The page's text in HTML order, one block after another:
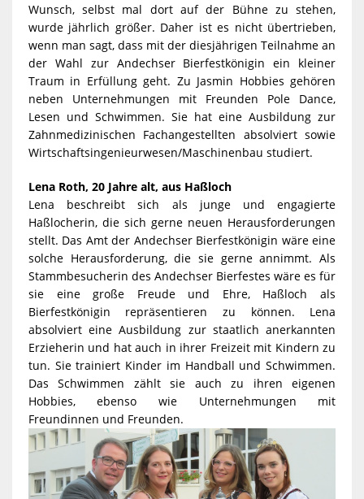
Wunsch, selbst mal dort auf der Bühne zu stehen,
wurde jährlich größer. Daher ist es nicht übertrieben,
wenn man sagt, dass mit der diesjährigen Teilnahme an
der Wahl zur Andechser Bierfestkönigin ein kleiner
Traum in Erfüllung geht. Zu Jasmin Hobbies gehören
neben Unternehmungen mit Freunden Pole Dance,
Lesen und Schwimmen. Sie hat eine Ausbildung zur
Zahnmedizinischen Fachangestellten absolviert sowie
Wirtschaftsingenieurwesen/Maschinenbau studiert.
Lena Roth, 20 Jahre alt, aus Haßloch
Lena beschreibt sich als junge und engagierte
Haßlocherin, die sich gerne neuen Herausforderungen
stellt. Das Amt der Andechser Bierfestkönigin wäre eine
solche Herausforderung, die sie gerne annimmt. Als
Stammbesucherin des Andechser Bierfestes wäre es für
sie eine große Freude und Ehre, Haßloch als
Bierfestkönigin repräsentieren zu können. Lena
absolviert eine Ausbildung zur staatlich anerkannten
Erzieherin und hat auch in ihrer Freizeit mit Kindern zu
tun. Sie trainiert Kinder im Handball und Schwimmen.
Das Schwimmen zählt sie auch zu ihren eigenen
Hobbies, ebenso wie Unternehmungen mit
Freundinnen und Freunden.